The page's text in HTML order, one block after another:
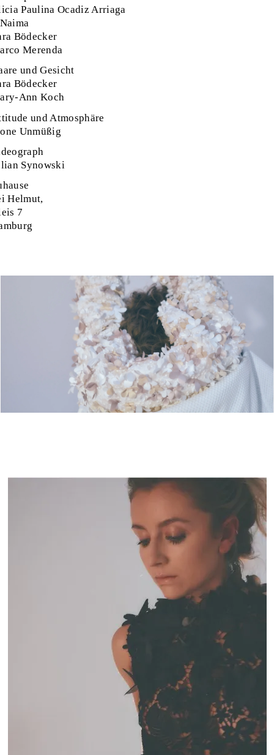
Paulina Ocadiz Arriaga
Bödecker
Merenda
und Gesicht
Bödecker
Ann Koch
und Atmosphäre
Unmüßig
Synowski
Helmut,
7